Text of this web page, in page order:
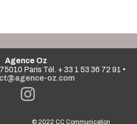
Agence Oz
Paris Tél. + 33 1 53 36 72 91 •
oz.com
© 2022CC Communication